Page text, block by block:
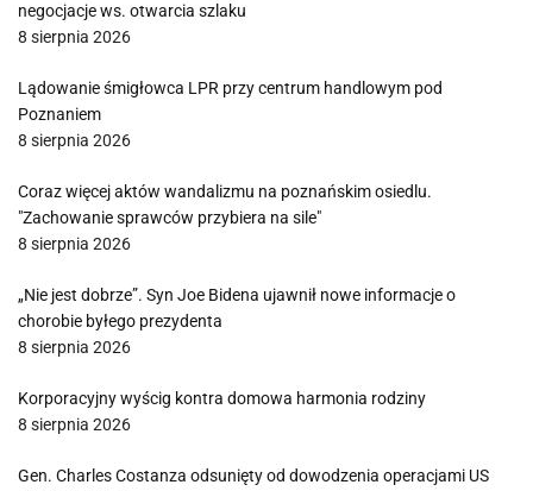
negocjacje ws. otwarcia szlaku
8 sierpnia 2026
Lądowanie śmigłowca LPR przy centrum handlowym pod
Poznaniem
8 sierpnia 2026
Coraz więcej aktów wandalizmu na poznańskim osiedlu.
"Zachowanie sprawców przybiera na sile"
8 sierpnia 2026
„Nie jest dobrze”. Syn Joe Bidena ujawnił nowe informacje o
chorobie byłego prezydenta
8 sierpnia 2026
Korporacyjny wyścig kontra domowa harmonia rodziny
8 sierpnia 2026
Gen. Charles Costanza odsunięty od dowodzenia operacjami US